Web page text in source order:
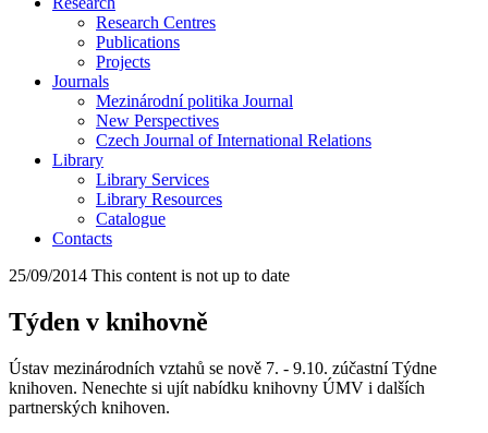
Research Centres
Publications
Projects
Journals
Mezinárodní politika Journal
New Perspectives
Czech Journal of International Relations
Library
Library Services
Library Resources
Catalogue
Contacts
25/09/2014 This content is not up to date
Týden v knihovně
Ústav mezinárodních vztahů se nově 7. - 9.10. zúčastní Týdne
knihoven. Nenechte si ujít nabídku knihovny ÚMV i dalších
partnerských knihoven.